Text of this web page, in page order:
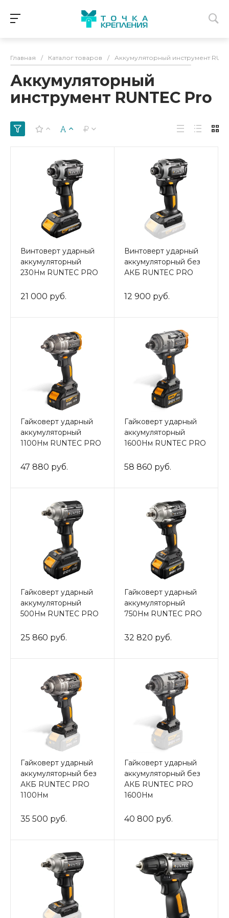
Главная / Каталог товаров / Аккумуляторный инструмент
Аккумуляторный
инструмент RUNTEC Pro
Винтоверт ударный
аккумуляторный
230Нм RUNTEC PRO
21 000 руб.
Винтоверт ударный
аккумуляторный без
АКБ RUNTEC PRO
12 900 руб.
Гайковерт ударный
аккумуляторный
1100Нм RUNTEC PRO
47 880 руб.
Гайковерт ударный
аккумуляторный
1600Нм RUNTEC PRO
58 860 руб.
Гайковерт ударный
аккумуляторный
500Нм RUNTEC PRO
25 860 руб.
Гайковерт ударный
аккумуляторный
750Нм RUNTEC PRO
32 820 руб.
Гайковерт ударный
аккумуляторный без
АКБ RUNTEC PRO
1100Нм
35 500 руб.
Гайковерт ударный
аккумуляторный без
АКБ RUNTEC PRO
1600Нм
40 800 руб.